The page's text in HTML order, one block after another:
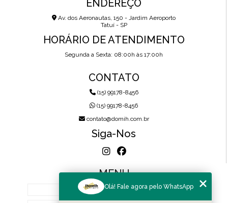
ENDEREÇO
Av. dos Aeronautas, 150 - Jardim Aeroporto
Tatuí - SP
HORÁRIO DE ATENDIMENTO
Segunda a Sexta: 08:00h às 17:00h
CONTATO
(15) 99178-8456
(15) 99178-8456
contato@domih.com.br
Siga-Nos
MENU
HOME
Olá! Fale agora pelo WhatsApp